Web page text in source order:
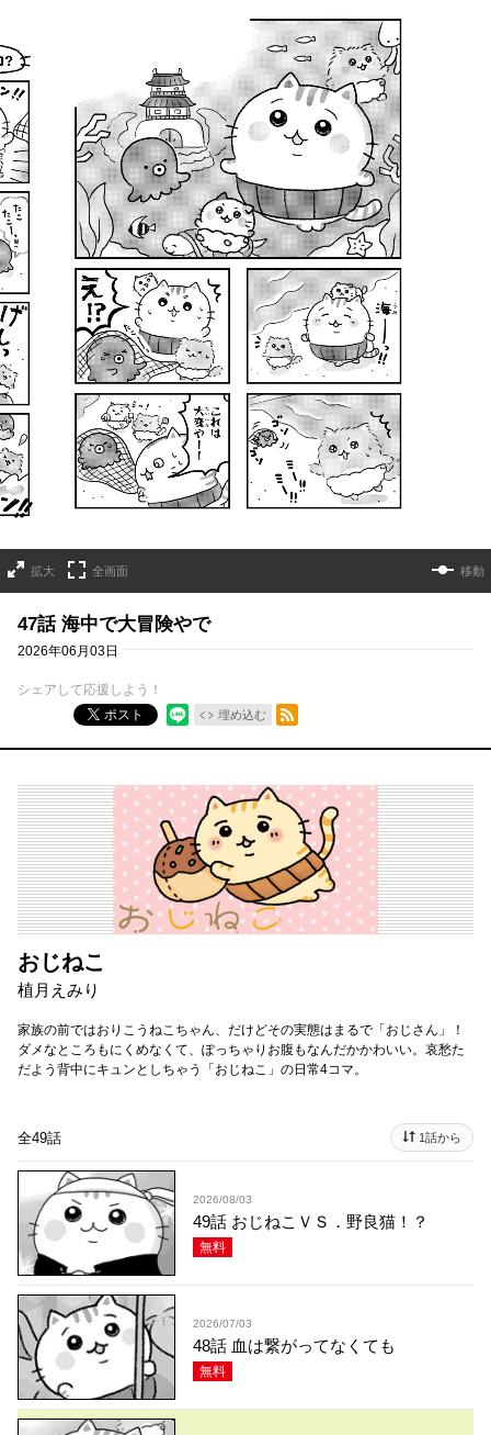
拡大 全画面 移動
47話 海中で大冒険やで
2026年06月03日
シェアして応援しよう！
ポスト
埋め込む
RSSフィード
おじねこ
植月えみり
家族の前ではおりこうねこちゃん、だけどその実態はまるで「おじさん」！
ダメなところもにくめなくて、ぽっちゃりお腹もなんだかかわいい。哀愁た
だよう背中にキュンとしちゃう「おじねこ」の日常4コマ。
全49話 1話から
2026/08/03
49話 おじねこＶＳ．野良猫！？
無料
2026/07/03
48話 血は繋がってなくても
無料